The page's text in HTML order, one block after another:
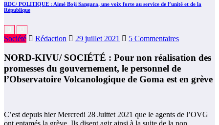
RDC/ POLITIQUE : Aimé Boji Sangara, une voix forte au service de l’unité et de la
République
Société Rédaction 29 juillet 2021 5 Commentaires
NORD-KIVU/ SOCIÉTÉ : Pour non réalisation des
promesses du gouvernement, le personnel de
l’Observatoire Volcanologique de Goma est en grève
C’est depuis hier Mercredi 28 Juittet 2021 que le agents de l’OVG